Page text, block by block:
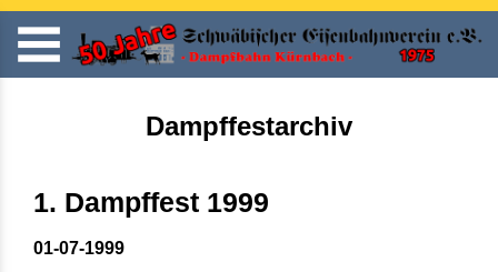
Dampffestarchiv
1. Dampffest 1999
01-07-1999